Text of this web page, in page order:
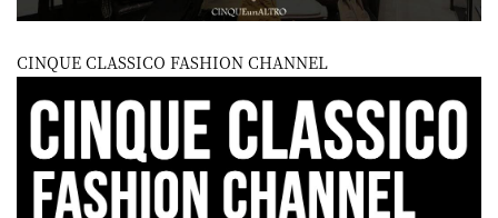
CINQUE CLASSICO FASHION CHANNEL